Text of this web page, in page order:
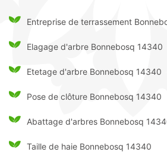
Entreprise de terrassement
Elagage d'arbre Bonnebosq 14340
Etetage d'arbre Bonnebosq 14340
Pose de clôture Bonnebosq 14340
Abattage d'arbres Bonnebosq
Taille de haie Bonnebosq 14340